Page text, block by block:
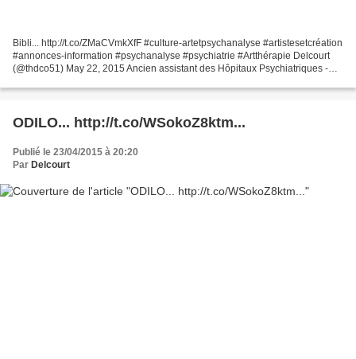
Bibli... http://t.co/ZMaCVmkXfF #culture-artetpsychanalyse #artistesetcréation
#annonces-information #psychanalyse #psychiatrie #Artthérapie Delcourt
(@thdco51) May 22, 2015 Ancien assistant des Hôpitaux Psychiatriques -
ODILO... http://t.co/WSokoZ8ktm...
Publié le 23/04/2015 à 20:20
Par Delcourt